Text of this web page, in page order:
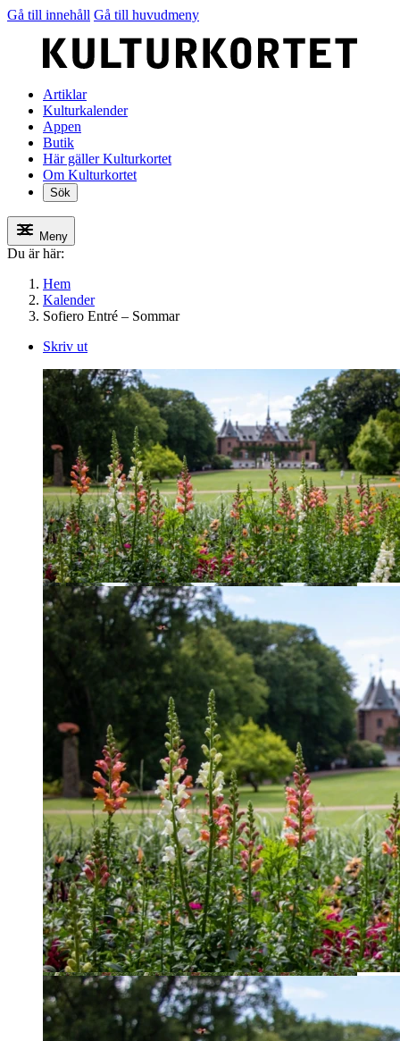
Gå till innehåll Gå till huvudmeny
Artiklar
Kulturkalender
Appen
Butik
Här gäller Kulturkortet
Om Kulturkortet
Sök
Meny
Du är här:
Hem
Kalender
Sofiero Entré – Sommar
Skriv ut